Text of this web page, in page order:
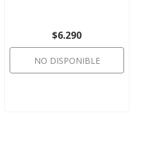
$6.290
NO DISPONIBLE